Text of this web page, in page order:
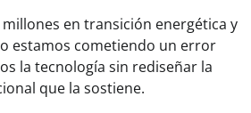
en transición energética y
estamos cometiendo un error
la tecnología sin rediseñar la
que la sostiene.